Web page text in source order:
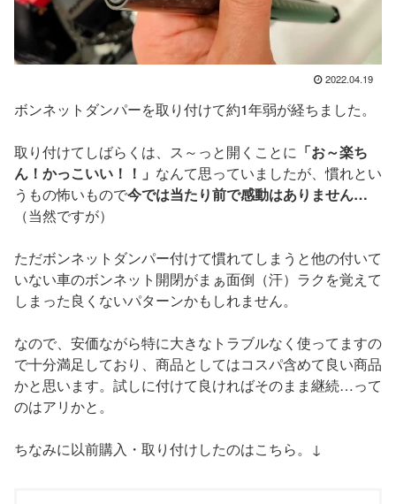
2022.04.19
ボンネットダンパーを取り付けて約1年弱が経ちました。
取り付けてしばらくは、ス～っと開くことに 「お～楽ち
ん！かっこいい！！」 なんて思っていましたが、慣れとい
うもの怖いもので今では当たり前で感動はありません…
（当然ですが）
ただボンネットダンパー付けて慣れてしまうと他の付いて
いない車のボンネット開閉がまぁ面倒（汗）ラクを覚えて
しまった良くないパターンかもしれません。
なので、安価ながら特に大きなトラブルなく使ってますの
で十分満足しており、商品としてはコスパ含めて良い商品
かと思います。試しに付けて良ければそのまま継続…って
のはアリかと。
ちなみに以前購入・取り付けしたのはこちら。↓